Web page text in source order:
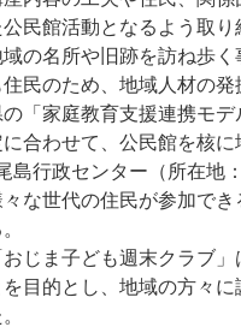
公民館活動となるよう取り
域の名所や旧跡を訪ね歩
住民のため、地域人材の発
の「家庭教育支援連携モ
に合わせて、公民館を核
島行政センター（所在地
々な世代の住民が参加で
おじま子ども週末クラブ
を目的とし、地域の方々